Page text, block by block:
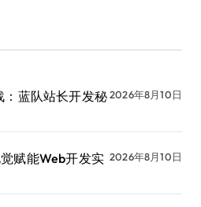
：蓝队站长开发秘2026年8月10日
赋能Web开发实 2026年8月10日